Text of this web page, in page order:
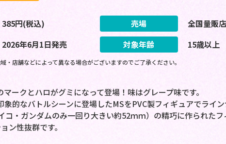
385円(税込) 売場
全国量販
2026年6月1日発売 対象年齢 15歳以上
・店舗などによって異なる場合がございますのでご了承ください。
ークとハロがグミになって登場！味はグレープ味です。
象的なバトルシーンに登場したMSをPVC製フィギュアでライン
・ガンダムのみ一回り大きい約52ｍｍ）の精巧に作られた
ン性抜群です。